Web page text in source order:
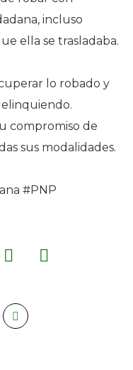
incluso
ella se trasladaba.
lo robado y
compromiso de
sus modalidades.
#PNP